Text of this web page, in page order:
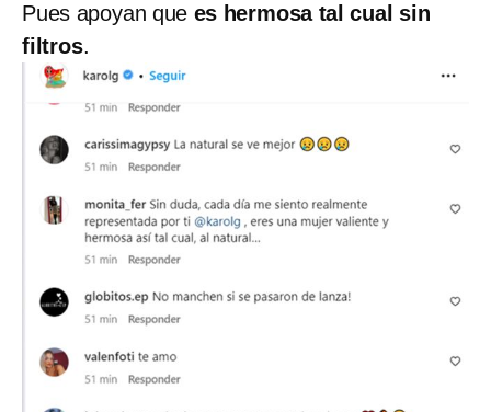
Pues apoyan que es hermosa tal cual sin
filtros.